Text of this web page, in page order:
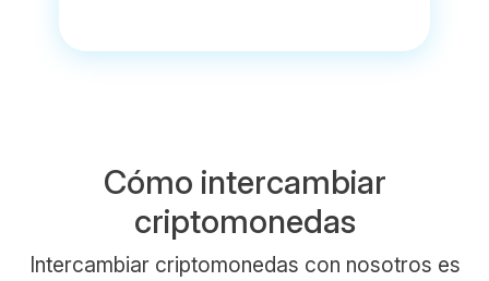
Cómo intercambiar
criptomonedas
Intercambiar criptomonedas con nosotros es